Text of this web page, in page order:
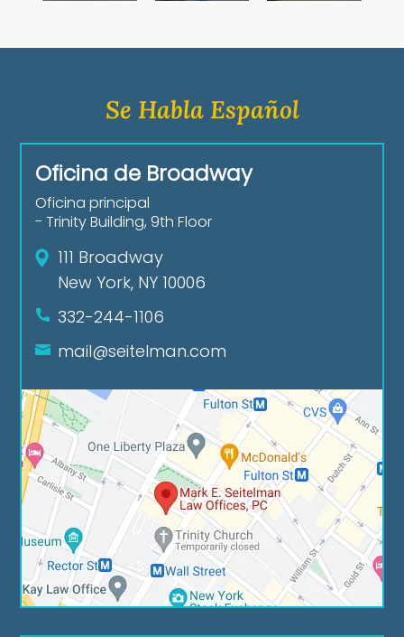
Se Habla Español
Oficina de Broadway
Oficina principal
- Trinity Building, 9th Floor
111 Broadway
New York, NY 10006
332-244-1106
mail@seitelman.com